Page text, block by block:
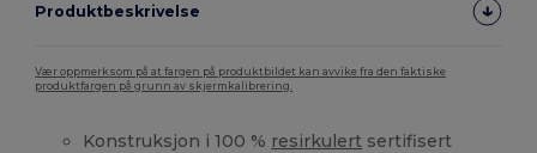
Produktbeskrivelse
Vær oppmerksom på at fargen på produktbildet kan avvike fra den faktiske
produktfargen på grunn av skjermkalibrering.
Konstruksjon i 100 % resirkulert sertifisert